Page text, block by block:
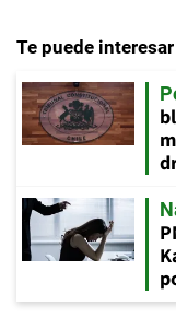
Te puede interesar